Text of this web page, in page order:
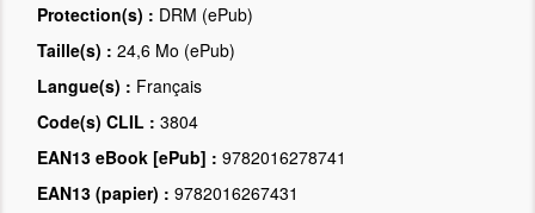
Protection(s) : DRM (ePub)
Taille(s) : 24,6 Mo (ePub)
Langue(s) : Français
Code(s) CLIL : 3804
EAN13 eBook [ePub] : 9782016278741
EAN13 (papier) : 9782016267431